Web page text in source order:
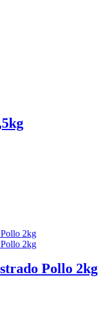
Pollo 2kg